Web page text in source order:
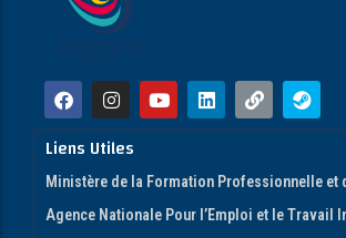
Liens Utiles
Ministère de la Formation Professionnelle et
Agence Nationale Pour l’Emploi et le Travail